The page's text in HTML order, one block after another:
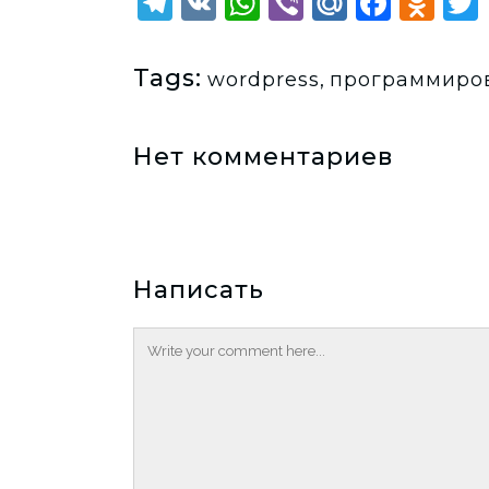
Tags: wordpress,
Нет комментариев
Написать